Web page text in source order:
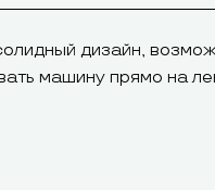
дизайн,
машину прямо на